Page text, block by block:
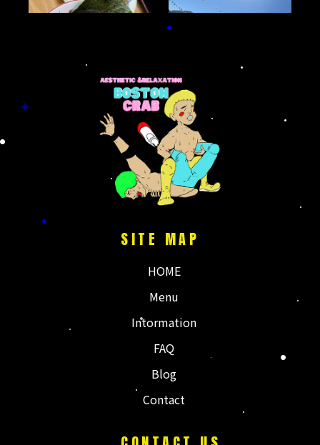
11月 5
鹿児島帰省で根占
に。
国分より田舎すぎ
人気の#とんぼラ
...
今回の鹿児島帰省
のメインは息子の
運動会
晴天すぎた
SITE MAP
HOME
Menu
Intormation
FAQ
Blog
Contact